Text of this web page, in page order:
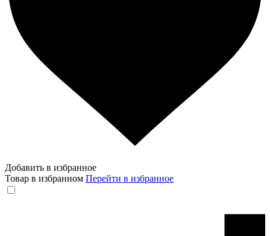
Добавить в избранное
Товар в избранном Перейти в избранное